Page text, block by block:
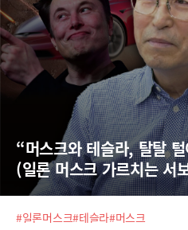
“머스크와 테슬라, 탈탈
(일론 머스크 가르치는 서
#일론머스크#테슬라#머스크